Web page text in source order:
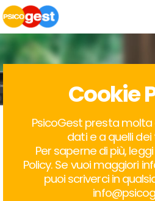
Cookie
PsicoGest presta
dati e a quelli dei
Per saperne di più,
Policy. Se vuoi maggiori
puoi scriverci in